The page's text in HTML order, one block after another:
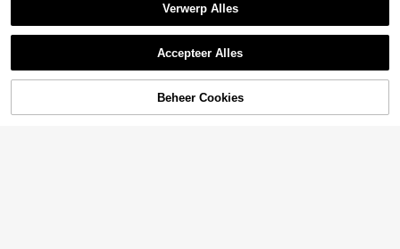
TOEVOEGEN AAN WINKELWAGEN
Verwerp Alles
Accepteer Alles
Beheer Cookies